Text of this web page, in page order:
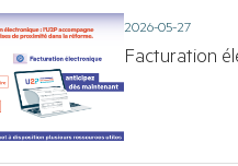
2026-05-27
Facturation